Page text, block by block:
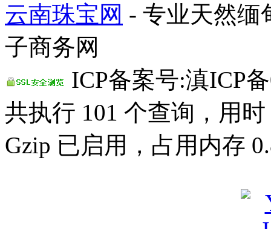
云南珠宝网 - 专业天然缅
子商务网
ICP备案号:滇ICP
共执行 101 个查询，用
Gzip 已启用，占用内存